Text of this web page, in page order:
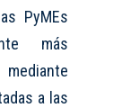
PyMEs
más
a las